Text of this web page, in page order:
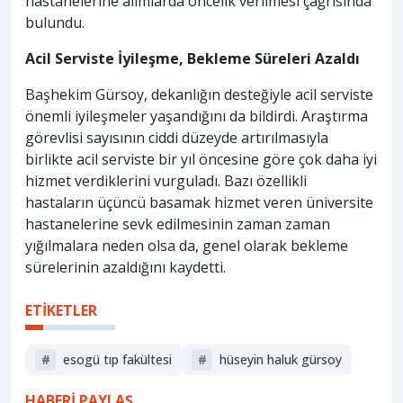
bulundu.
Acil Serviste İyileşme, Bekleme Süreleri Azaldı
Başhekim Gürsoy, dekanlığın desteğiyle acil serviste
önemli iyileşmeler yaşandığını da bildirdi. Araştırma
görevlisi sayısının ciddi düzeyde artırılmasıyla
birlikte acil serviste bir yıl öncesine göre çok daha iyi
hizmet verdiklerini vurguladı. Bazı özellikli
hastaların üçüncü basamak hizmet veren üniversite
hastanelerine sevk edilmesinin zaman zaman
yığılmalara neden olsa da, genel olarak bekleme
sürelerinin azaldığını kaydetti.
ETİKETLER
# esogü tıp fakültesi # hüseyin haluk gürsoy